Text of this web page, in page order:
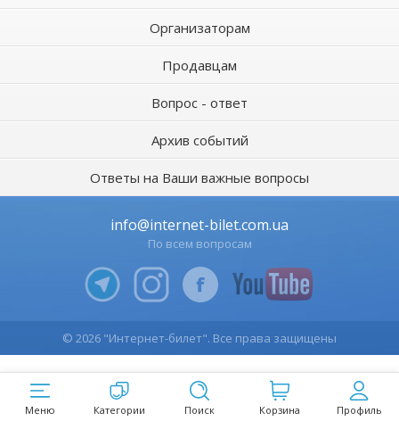
Организаторам
Продавцам
Вопрос - ответ
Архив событий
Ответы на Ваши важные вопросы
info@internet-bilet.com.ua
По всем вопросам
© 2026 "Интернет-билет". Все права защищены
Меню Категории Поиск Корзина Профиль